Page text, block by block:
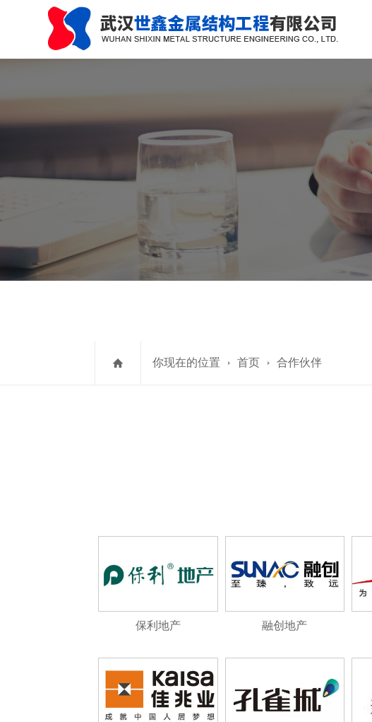
你现在的位置 首页 合作伙伴
保利地产 融创地产